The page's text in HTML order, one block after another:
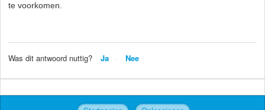
te voorkomen.
Was dit antwoord nuttig? Ja Nee